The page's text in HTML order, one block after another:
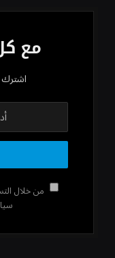
مع
اشترك
من خلال